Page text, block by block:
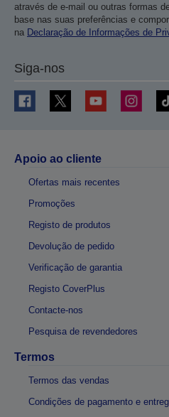
através de e-mail ou outras formas
base nas suas preferências e
na Declaração de Informações de
Siga-nos
Apoio ao cliente
Ofertas mais recentes
Promoções
Registo de produtos
Devolução de pedido
Verificação de garantia
Registo CoverPlus
Contacte-nos
Pesquisa de revendedores
Termos
Termos das vendas
Condições de pagamento e